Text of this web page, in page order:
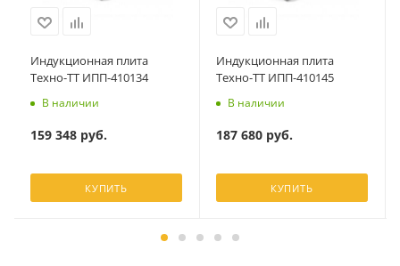
Индукционная плита
Техно-ТТ ИПП-410134
В наличии
159 348руб.
КУПИТЬ
Индукционная плита
Техно-ТТ ИПП-410145
В наличии
187 680руб.
КУПИТЬ